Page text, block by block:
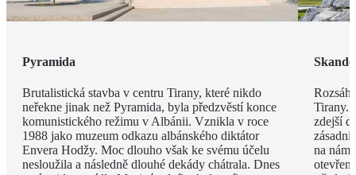
Pyramida
Brutalistická stavba v centru Tirany, které nikdo
neřekne jinak než Pyramida, byla předzvěstí konce
komunistického režimu v Albánii. Vznikla v roce
1988 jako muzeum odkazu albánského diktátor
Envera Hodžy. Moc dlouho však ke svému účelu
nesloužila a následně dlouhé dekády chátrala. Dnes
Tirany.
zdejší
na